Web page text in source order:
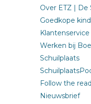
Over ETZ | De
Goedkope
Klantenservice
Werken bij
Schuilplaats
Follow the
Nieuwsbrief